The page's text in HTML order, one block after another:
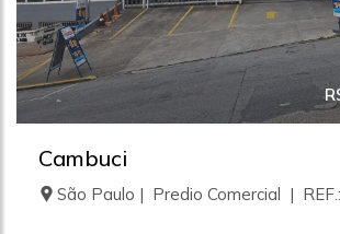
Cambuci
São Paulo | Predio Comercial |